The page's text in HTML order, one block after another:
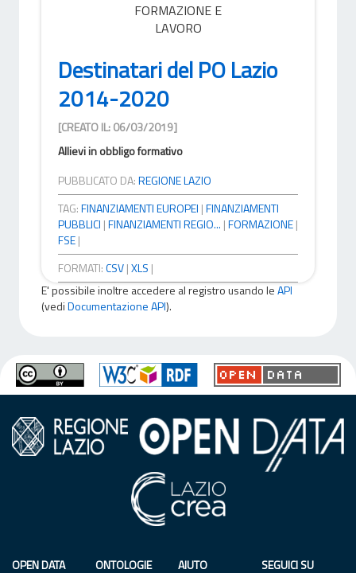
FORMAZIONE E
LAVORO
Destinatari del PO Lazio
2014-2020
[CREATO IL: 06/03/2019]
Allievi in obbligo formativo
PUBBLICATO DA:REGIONE LAZIO
TAG:FINANZIAMENTI EUROPEI |FINANZIAMENTI
PUBBLICI |FINANZIAMENTI REGIO... |FORMAZIONE|
FSE|
FORMATI:CSV|XLS |
E' possibile inoltre accedere al registro usando leAPI
(vediDocumentazione API).
OPEN DATA ONTOLOGIE AIUTO SEGUICI SU